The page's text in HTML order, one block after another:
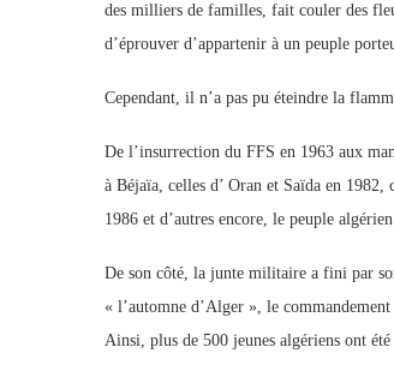
des milliers de familles, fait couler des
d’éprouver d’appartenir à un peuple
Cependant, il n’a pas pu éteindre la
De l’insurrection du FFS en 1963 aux
à Béjaïa, celles d’ Oran et Saïda en
1986 et d’autres encore, le peuple
De son côté, la junte militaire a fini par
« l’automne d’Alger », le
Ainsi, plus de 500 jeunes algériens ont